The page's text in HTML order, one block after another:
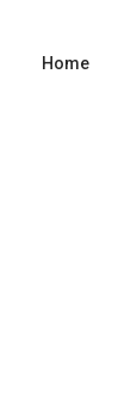
Home